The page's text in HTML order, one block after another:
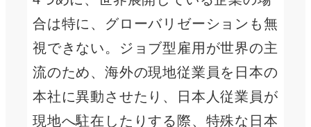
合は特に、グローバリゼーションも無
視できない。ジョブ型雇用が世界の主
流のため、海外の現地従業員を日本の
本社に異動させたり、日本人従業員が
現地へ駐在したりする際、特殊な日本